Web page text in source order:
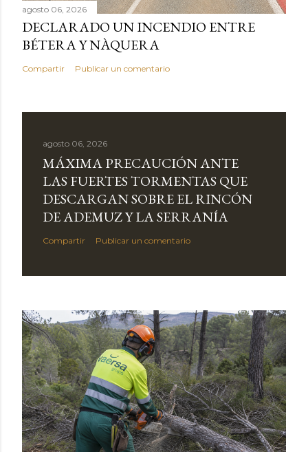
agosto 06, 2026
DECLARADO UN INCENDIO ENTRE
BÉTERA Y NÀQUERA
Compartir Publicar un comentario
agosto 06, 2026
MÁXIMA PRECAUCIÓN ANTE
LAS FUERTES TORMENTAS QUE
DESCARGAN SOBRE EL RINCÓN
DE ADEMUZ Y LA SERRANÍA
Compartir Publicar un comentario